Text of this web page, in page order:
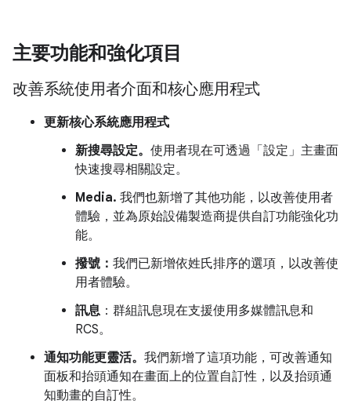
主要功能和強化項目
改善系統使用者介面和核心應用程式
更新核心系統應用程式
新搜尋設定。 使用者現在可透過「設定」主畫面
快速搜尋相關設定。
Media. 我們也新增了其他功能，以改善使用者
體驗，並為原始設備製造商提供自訂功能強化功
能。
撥號： 我們已新增依姓氏排序的選項，以改善使
用者體驗。
訊息 ：群組訊息現在支援使用多媒體訊息和
RCS。
通知功能更靈活。 我們新增了這項功能，可改善通知
面板和抬頭通知在畫面上的位置自訂性，以及抬頭通
知動畫的自訂性。